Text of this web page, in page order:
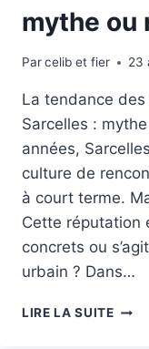
mythe ou
Parcelib et fier 23
La tendance
Sarcelles :
années,
culture de
à court terme.
Cette réputation
concrets ou
urbain ? Dans…
LIRE LA SUITELA